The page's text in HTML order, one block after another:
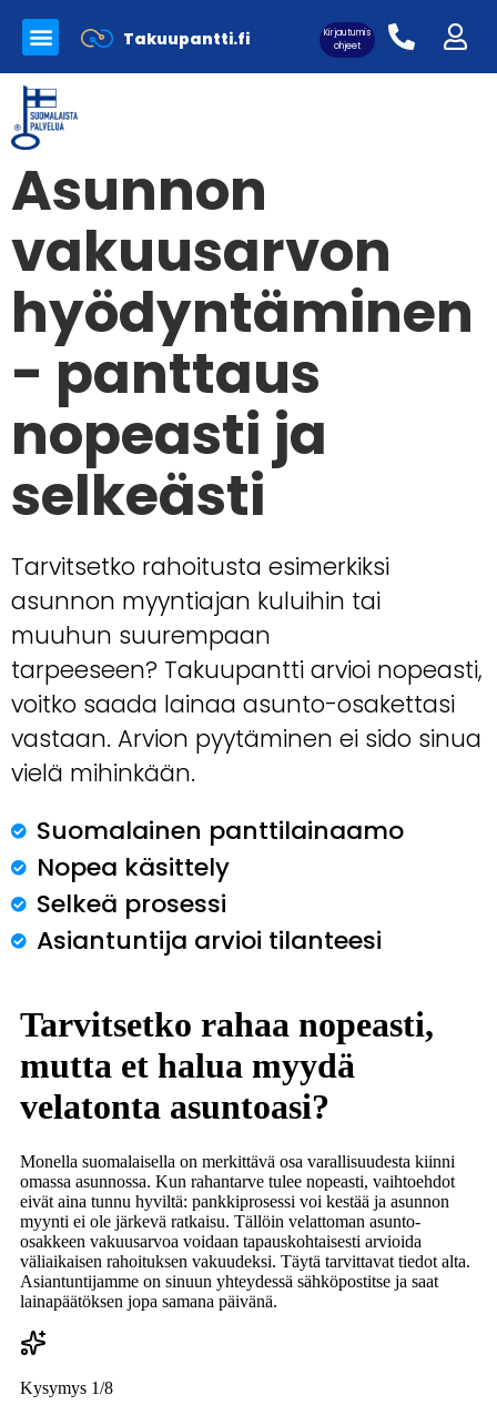
Takuupantti.fi
Kirjautumis
ohjeet
Asunnon
vakuusarvon
hyödyntäminen
- panttaus
nopeasti ja
selkeästi
Tarvitsetko rahoitusta esimerkiksi
asunnon myyntiajan kuluihin tai
muuhun suurempaan
tarpeeseen? Takuupantti arvioi nopeasti,
voitko saada lainaa asunto-osakettasi
vastaan. Arvion pyytäminen ei sido sinua
vielä mihinkään.
Suomalainen panttilainaamo
Nopea käsittely
Selkeä prosessi
Asiantuntija arvioi tilanteesi